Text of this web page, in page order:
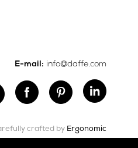
E-mail: info@daffe.com
crafted by Ergonomic